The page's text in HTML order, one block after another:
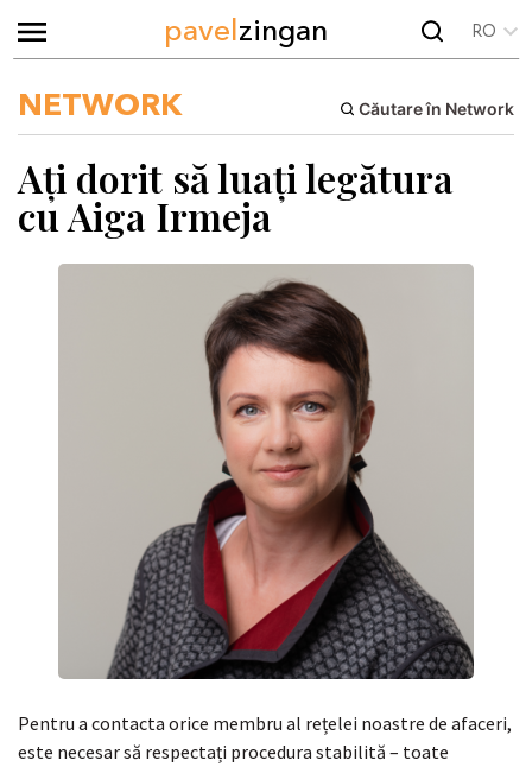
pavelzingan RO
NETWORK Căutare în Network
Ați dorit să luați legătura
cu Aiga Irmeja
Pentru a contacta orice membru al rețelei noastre de afaceri,
este necesar să respectați procedura stabilită – toate